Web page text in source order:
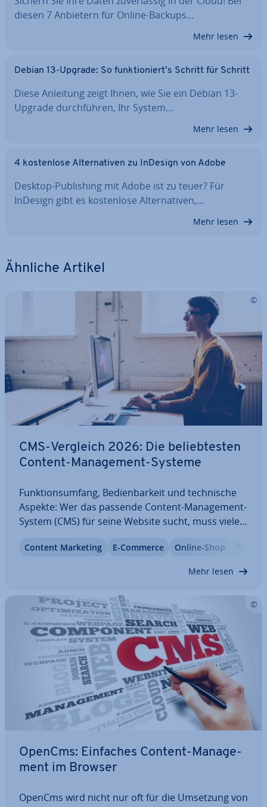
diesen 7 Anbietern für Online-Backups…
Mehr lesen
Debian 13-Upgrade: So funk­tio­niert’s Schritt für Schritt
Diese Anleitung zeigt Ihnen, wie Sie ein Debian 13-
Upgrade durch­füh­ren, Ihr System…
Mehr lesen
4 kos­ten­lo­se Al­ter­na­ti­ven zu InDesign von Adobe
Desktop-Pu­bli­shing mit Adobe ist zu teuer? Für
InDesign gibt es kos­ten­lo­se Al­ter­na­ti­ven,…
Mehr lesen
Ähnliche Artikel
CMS-Vergleich 2026: Die be­lieb­tes­ten
Content-Ma­nage­ment-Systeme
Funk­ti­ons­um­fang, Be­dien­bar­keit und tech­ni­sche
Aspekte: Wer das passende Content-Ma­nage­ment-
System (CMS) für seine Website sucht, muss viele
kleinen Blog und einer großen Un­ter­neh­mens-
Website liegen Welten, obwohl mitunter das
Content Marketing E-Commerce Online-Shop
Mehr lesen
OpenCms: Einfaches Content-Ma­nage­
ment im Browser
OpenCms wird nicht nur oft für die Umsetzung von